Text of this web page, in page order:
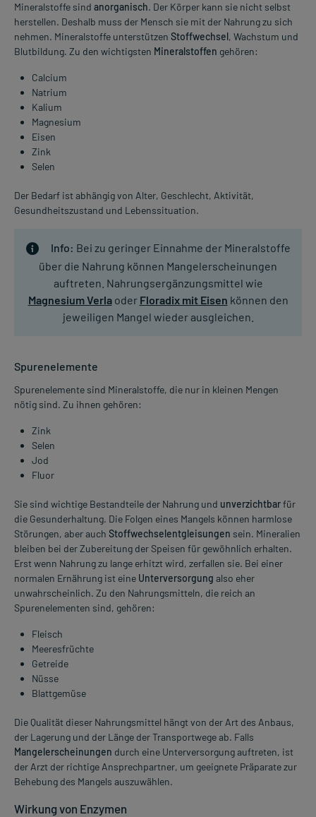
Mineralstoffe sind anorganisch. Der Körper kann sie nicht selbst
herstellen. Deshalb muss der Mensch sie mit der Nahrung zu sich
nehmen. Mineralstoffe unterstützen Stoffwechsel, Wachstum und
Blutbildung. Zu den wichtigsten Mineralstoffen gehören:
Calcium
Natrium
Kalium
Magnesium
Eisen
Zink
Selen
Der Bedarf ist abhängig von Alter, Geschlecht, Aktivität,
Gesundheitszustand und Lebenssituation.
Info: Bei zu geringer Einnahme der Mineralstoffe
über die Nahrung können Mangelerscheinungen
auftreten. Nahrungsergänzungsmittel wie
Magnesium Verlaoder Floradix mit Eisen können den
jeweiligen Mangel wieder ausgleichen.
Spurenelemente
Spurenelemente sind Mineralstoffe, die nur in kleinen Mengen
nötig sind. Zu ihnen gehören:
Zink
Selen
Jod
Fluor
Sie sind wichtige Bestandteile der Nahrung und unverzichtbarfür
die Gesunderhaltung. Die Folgen eines Mangels können harmlose
Störungen, aber auch Stoffwechselentgleisungen sein. Mineralien
bleiben bei der Zubereitung der Speisen für gewöhnlich erhalten.
Erst wenn Nahrung zu lange erhitzt wird, zerfallen sie. Bei einer
normalen Ernährung ist eine Unterversorgung also eher
unwahrscheinlich. Zu den Nahrungsmitteln, die reich an
Spurenelementen sind, gehören:
Fleisch
Meeresfrüchte
Getreide
Nüsse
Blattgemüse
Die Qualität dieser Nahrungsmittel hängt von der Art des Anbaus,
der Lagerung und der Länge der Transportwege ab. Falls
Mangelerscheinungen durch eine Unterversorgung auftreten, ist
der Arzt der richtige Ansprechpartner, um geeignete Präparate zur
Behebung des Mangels auszuwählen.
Wirkung von Enzymen